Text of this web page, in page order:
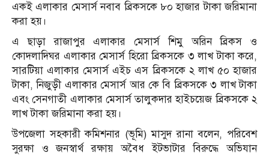
একই এলাকার মেসার্স নবাব ব্রিকসকে ৮০ হাজার টাকা জরিমানা
করা হয়।
এ ছাড়া রাজাপুর এলাকার মেসার্স শিমু অরিন ব্রিকস ও
কোদলাদিঘর এলাকার মেসার্স হিরো ব্রিকসকে ৩ লাখ টাকা করে,
সারটিয়া এলাকার মেসার্স এইচ এস ব্রিকসকে ২ লাখ ৫০ হাজার
টাকা, নিজুড়ী এলাকার মেসার্স আর কে বি ব্রিকসকে ৩ লাখ টাকা
এবং সেনগাতী এলাকার মেসার্স তালুকদার হাইচয়েজ ব্রিকসকে ২
লাখ টাকা জরিমানা করা হয়।
উপজেলা সহকারী কমিশনার (ভূমি) মাসুদ রানা বলেন, পরিবেশ
সুরক্ষা ও জনস্বার্থ রক্ষায় অবৈধ ইটভাটার বিরুদ্ধে অভিযান